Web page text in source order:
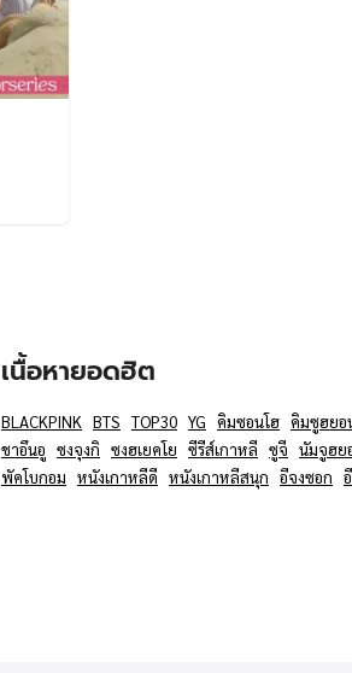
เนื้อหายอดฮิต
BLACKPINK BTS TOP30 YG คิมซอนโฮ คิมซูฮยอ
ชาอึนอู ซงจุงกิ ซงฮเยคโย ซีรีส์เกาหลี ซูจี นัมจูฮย
พัคโบกอม หนังเกาหลีดี หนังเกาหลีสนุก อีจงซอก